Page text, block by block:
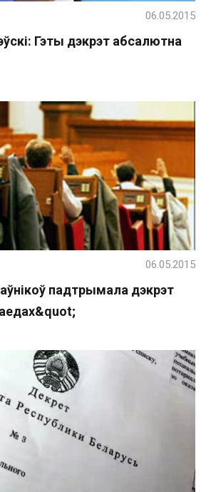
Гэты дэкрэт абсалютна
06.05.2015
падтрымала дэкрэт
06.05.2015